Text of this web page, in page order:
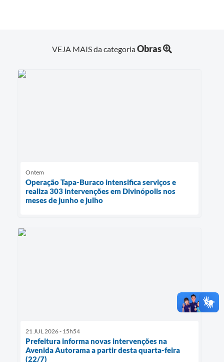
VEJA MAIS da categoriaObras
Ontem
Operação Tapa-Buraco intensifica serviços e
realiza 303 intervenções em Divinópolis nos
meses de junho e julho
21 JUL 2026 - 15h54
Prefeitura informa novas intervenções na
Avenida Autorama a partir desta quarta-feira
(22/7)